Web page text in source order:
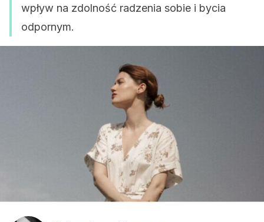
wpływ na zdolność radzenia sobie i bycia
odpornym.